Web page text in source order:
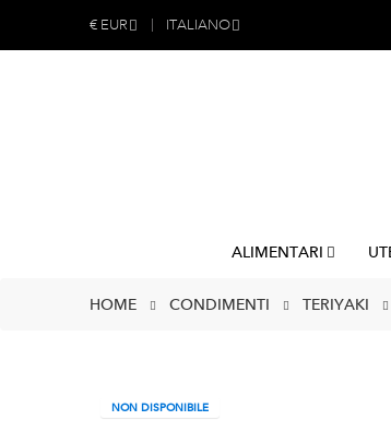
€ EUR ITALIANO
ALIMENTARI
HOME CONDIMENTI TERIYAKI
NON DISPONIBILE